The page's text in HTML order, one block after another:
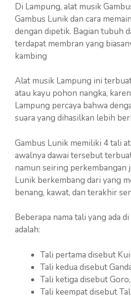
Di Lampung, alat musik
Gambus Lunik dan cara
dengan dipetik. Bagian tubuh
terdapat membran yang
kambing
Alat musik Lampung ini
atau kayu pohon nangka,
Lampung percaya bahwa
suara yang dihasilkan lebih
Gambus Lunik memiliki 4 tali
awalnya dawai tersebut
namun seiring perkembangan
Lunik berkembang dari yang
benang, kawat, dan terakhir
Beberapa nama tali yang ada
adalah:
Tali pertama disebut
Tali kedua disebut
Tali ketiga disebut
Tali keempat disebut